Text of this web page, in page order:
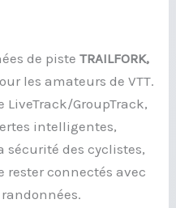
de pisteTRAILFORK,
les amateurs de VTT.
GroupTrack,
intelligentes,
des cyclistes,
rester connectés avec